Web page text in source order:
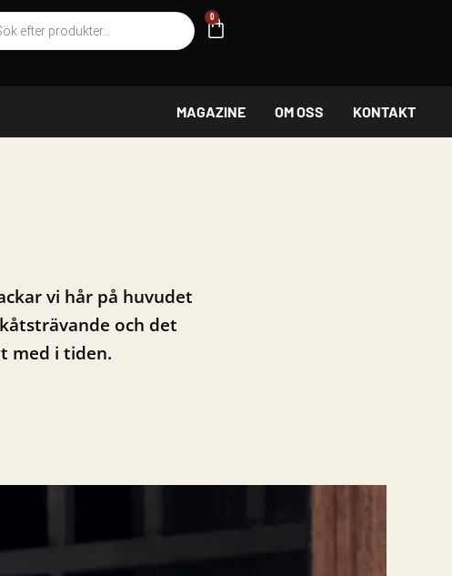
0
VARUKORG
MAGAZINE OM OSS KONTAKT
vi hår på huvudet
och det
med i tiden.